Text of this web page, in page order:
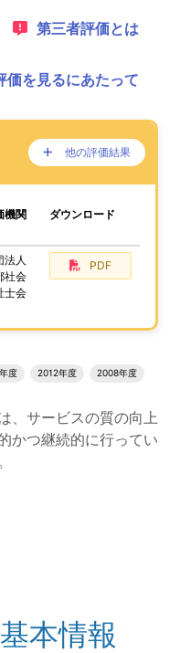
1：
第三者評価とは
価を見るにあたって
は以上です。
エリアです。
ここに過去の公表
他の評価結果
が、あります。
でダウンロードするこ
機関 ダウンロード
法人
社会
士会
PDF
エリアの読み上げは以上
度 2012年度 2008年度
、サービスの質の向上
かつ継続的に行ってい
基本情報